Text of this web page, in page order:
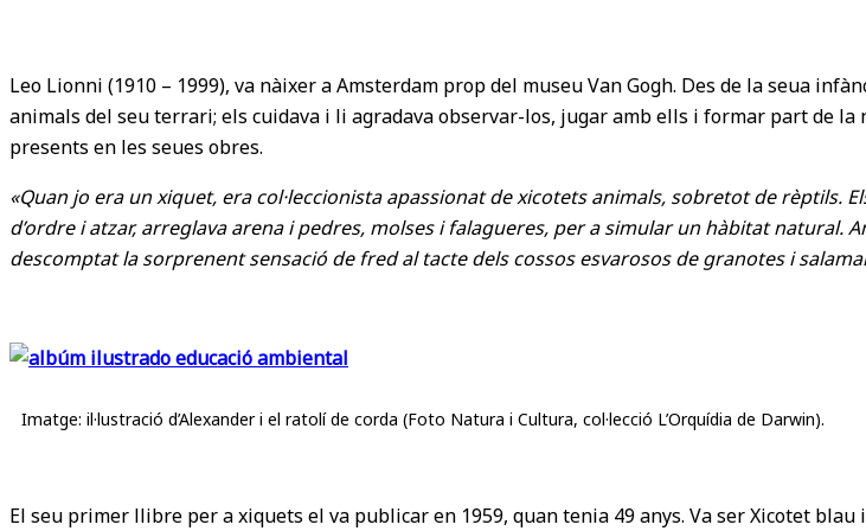
Leo Lionni (1910 – 1999), va nàixer a Amsterdam prop del museu Van Gogh. Des de la seua
animals del seu terrari; els cuidava i li agradava observar-los, jugar amb ells i formar part de
presents en les seues obres.
«Quan jo era un xiquet, era col·leccionista apassionat de xicotets animals, sobretot de rèptils.
d’ordre i atzar, arreglava arena i pedres, molses i falagueres, per a simular un hàbitat
descomptat la sorprenent sensació de fred al tacte dels cossos esvarosos de granotes i
Imatge: il·lustració d’Alexander i el ratolí de corda (Foto Natura i Cultura, col·lecció L’Orquídia de Darwin).
El seu primer llibre per a xiquets el va publicar en 1959, quan tenia 49 anys. Va ser Xicotet